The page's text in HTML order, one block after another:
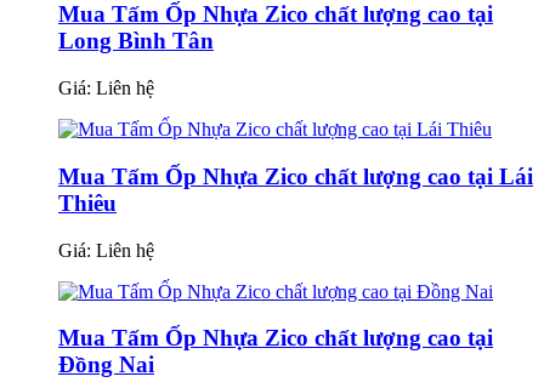
Mua Tấm Ốp Nhựa Zico chất lượng cao tại
Long Bình Tân
Giá: Liên hệ
Mua Tấm Ốp Nhựa Zico chất lượng cao tại Lái
Thiêu
Giá: Liên hệ
Mua Tấm Ốp Nhựa Zico chất lượng cao tại
Đồng Nai